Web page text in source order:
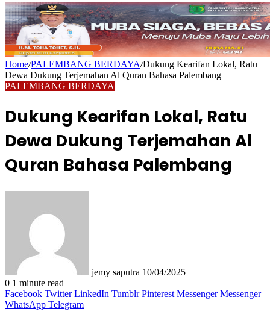
Home/PALEMBANG BERDAYA/Dukung Kearifan Lokal, Ratu
Dewa Dukung Terjemahan Al Quran Bahasa Palembang
PALEMBANG BERDAYA
Dukung Kearifan Lokal, Ratu
Dewa Dukung Terjemahan Al
Quran Bahasa Palembang
jemy saputra 10/04/2025
0 1 minute read
Facebook Twitter LinkedIn Tumblr Pinterest Messenger Messenger
WhatsApp Telegram